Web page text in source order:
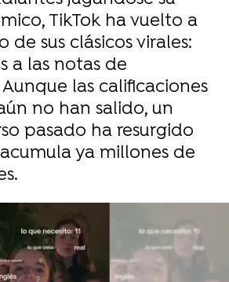
TikTok ha vuelto a
de sus clásicos virales:
a las notas de
las calificaciones
no han salido, un
pasado ha resurgido
ya millones de